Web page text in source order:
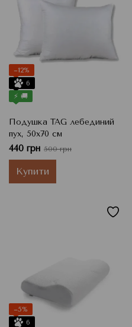
−12%
6
⚡ 🚚
Подушка TAG лебединий
пух, 50x70 см
440 грн 500 грн
Купити
−5%
6